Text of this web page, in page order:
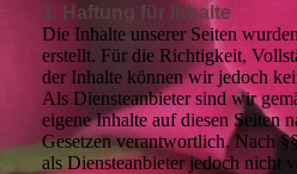
1. Haftung für Inhalte
Die Inhalte unserer Seiten
erstellt. Für die Richtigkeit,
der Inhalte können wir jedoch
Als Diensteanbieter sind wir
eigene Inhalte auf diesen Seiten
Gesetzen verantwortlich. Nach
als Diensteanbieter jedoch nicht